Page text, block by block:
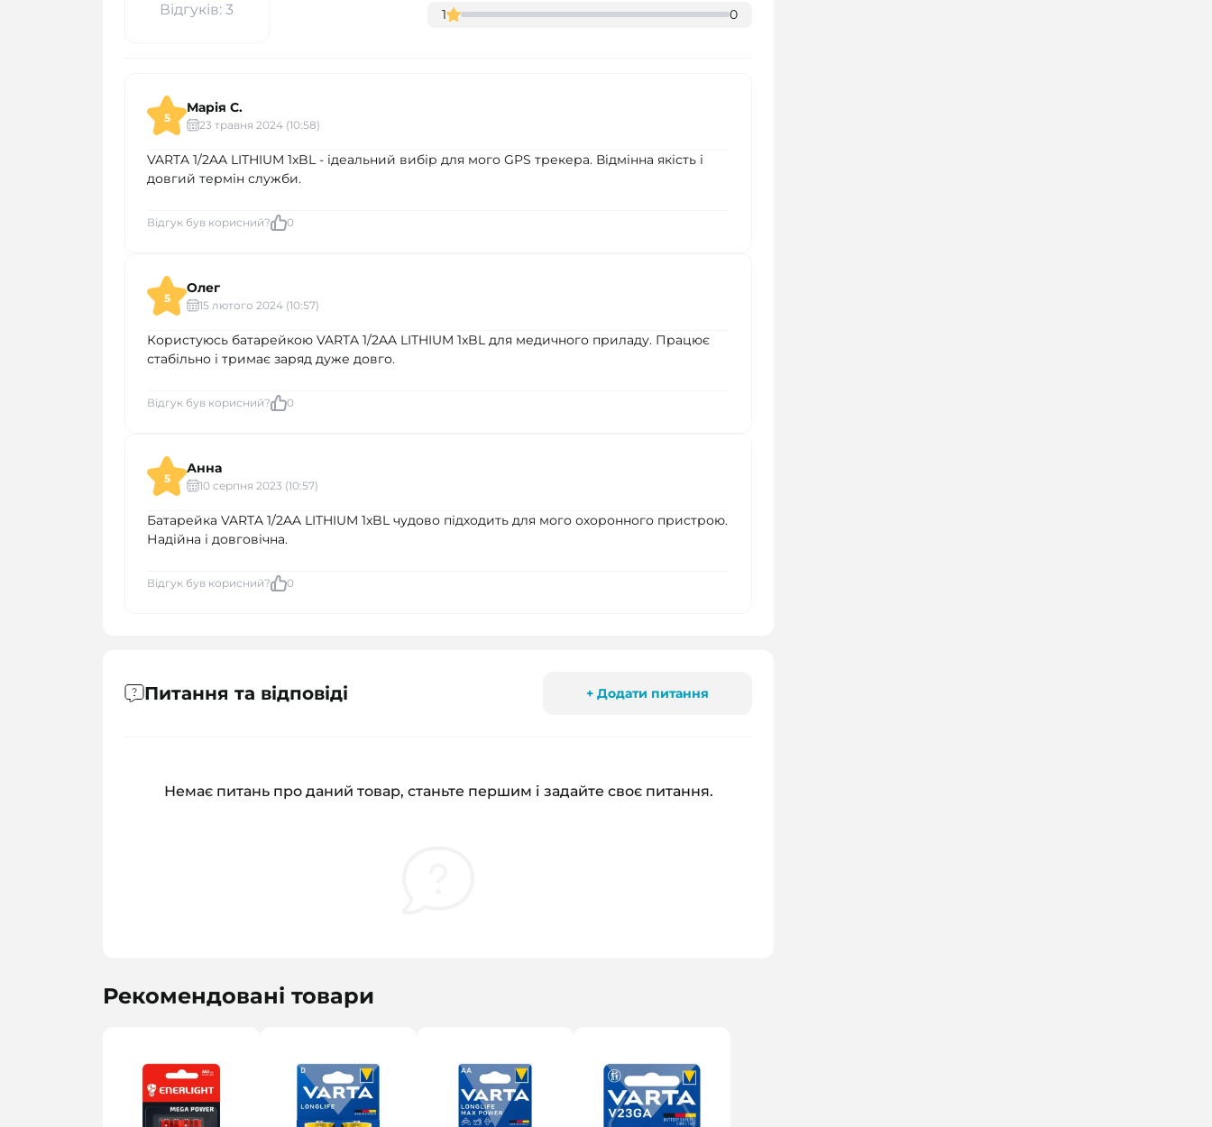
Відгуків: 3 1 0
5
Марія С.
23 травня 2024 (10:58)
VARTA 1/2AA LITHIUM 1xBL - ідеальний вибір для мого GPS трекера. Відмінна якість і
довгий термін служби.
Відгук був корисний? 0
5
Олег
15 лютого 2024 (10:57)
Користуюсь батарейкою VARTA 1/2AA LITHIUM 1xBL для медичного приладу. Працює
стабільно і тримає заряд дуже довго.
Відгук був корисний? 0
5
Анна
10 серпня 2023 (10:57)
Батарейка VARTA 1/2AA LITHIUM 1xBL чудово підходить для мого охоронного пристрою.
Надійна і довговічна.
Відгук був корисний? 0
Питання та відповіді + Додати питання
Немає питань про даний товар, станьте першим і задайте своє питання.
Рекомендовані товари